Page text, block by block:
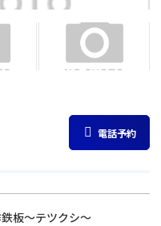
電話予約
板～テツクシ～